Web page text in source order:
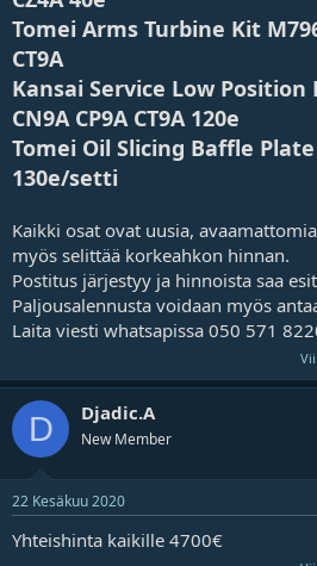
Tomei Arms Turbine Kit
CT9A
Kansai Service Low Position
CN9A CP9A CT9A 120e
Tomei Oil Slicing Baffle Plate
130e/setti
Kaikki osat ovat uusia,
myös selittää korkeahkon hinnan.
Postitus järjestyy ja hinnoista saa
Paljousalennusta voidaan myös
Laita viesti whatsapissa 050 571
D Djadic.A
New Member
22 Kesäkuu 2020
Yhteishinta kaikille 4700€